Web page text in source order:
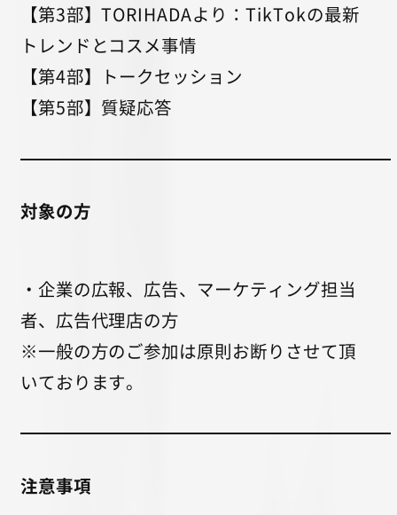
【第3部】TORIHADAより：TikTokの最新
トレンドとコスメ事情
【第4部】トークセッション
【第5部】質疑応答
対象の方
・企業の広報、広告、マーケティング担当
者、広告代理店の方
※一般の方のご参加は原則お断りさせて頂
いております。
注意事項